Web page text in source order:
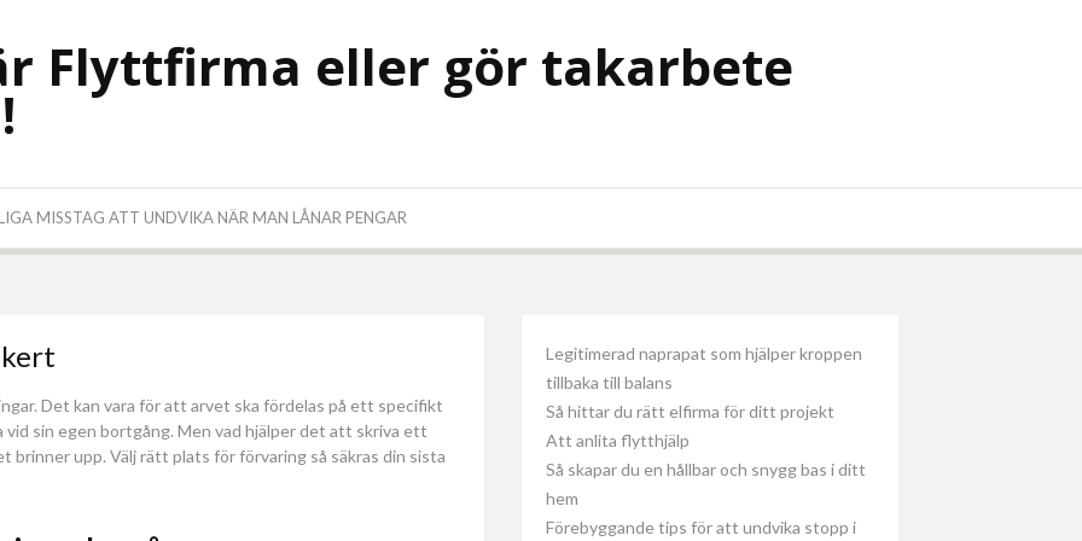
Flyttfirma eller gör takarbete
MISSTAG ATT UNDVIKA NÄR MAN LÅNAR PENGAR
Det kan vara för att arvet ska fördelas på ett specifikt
sin egen bortgång. Men vad hjälper det att skriva ett
upp. Välj rätt plats för förvaring så säkras din sista
Legitimerad naprapat som hjälper kroppen
tillbaka till balans
Så hittar du rätt elfirma för ditt projekt
Att anlita flytthjälp
Så skapar du en hållbar och snygg bas i ditt
hem
Förebyggande tips för att undvika stopp i